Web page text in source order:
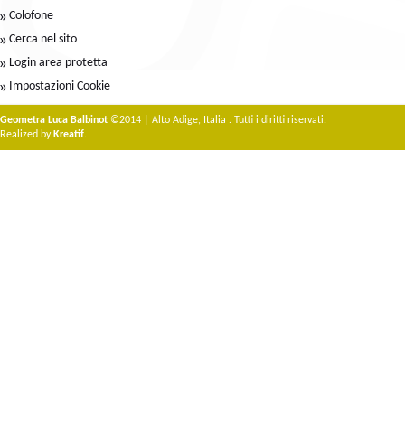
Colofone
Cerca nel sito
Login area protetta
Impostazioni Cookie
Geometra Luca Balbinot ©2014 | Alto Adige, Italia . Tutti i diritti riservati.
Realized by Kreatif.